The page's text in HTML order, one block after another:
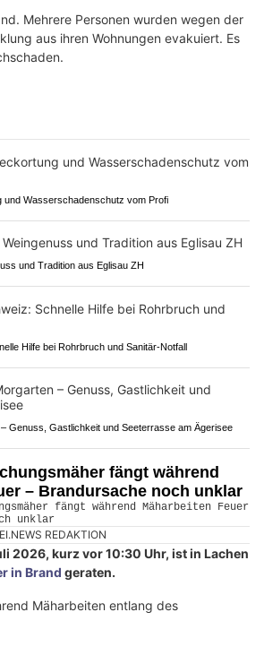
Mehrere Personen wurden wegen der
aus ihren Wohnungen evakuiert. Es
und Wasserschadenschutz vom Profi
und Tradition aus Eglisau ZH
Hilfe bei Rohrbruch und Sanitär-Notfall
Genuss, Gastlichkeit und Seeterrasse am Ägerisee
fängt während
– Brandursache noch unklar
REDAKTION
2026, kurz vor 10:30 Uhr, ist in Lachen
in Brand geraten.
Mäharbeiten entlang des